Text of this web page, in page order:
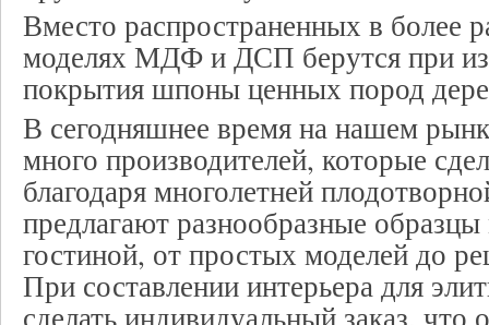
Вместо распространенных в более
моделях МДФ и ДСП берутся при
покрытия шпоны ценных пород
В сегодняшнее время на нашем
много производителей, которые
благодаря многолетней
предлагают разнообразные
гостиной, от простых моделей до
При составлении интерьера для